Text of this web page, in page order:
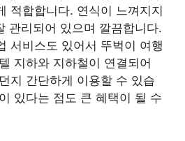
적합합니다. 연식이 느껴지지
관리되어 있으며 깔끔합니다.
서비스도 있어서 뚜벅이 여행
지하와 지하철이 연결되어
지 간단하게 이용할 수 있습
있다는 점도 큰 혜택이 될 수